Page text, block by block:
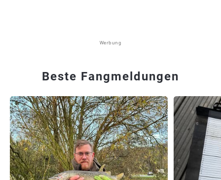
Werbung
Beste Fangmeldungen